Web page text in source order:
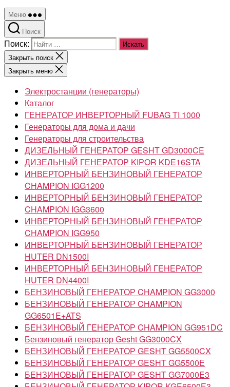
Меню
Поиск
Поиск:
Закрыть поиск
Закрыть меню
Электростанции (генераторы)
Каталог
ГЕНЕРАТОР ИНВЕРТОРНЫЙ FUBAG TI 1000
Генераторы для дома и дачи
Генераторы для строительства
ДИЗЕЛЬНЫЙ ГЕНЕРАТОР GESHT GD3000CE
ДИЗЕЛЬНЫЙ ГЕНЕРАТОР KIPOR KDE16STA
ИНВЕРТОРНЫЙ БЕНЗИНОВЫЙ ГЕНЕРАТОР
CHAMPION IGG1200
ИНВЕРТОРНЫЙ БЕНЗИНОВЫЙ ГЕНЕРАТОР
CHAMPION IGG3600
ИНВЕРТОРНЫЙ БЕНЗИНОВЫЙ ГЕНЕРАТОР
CHAMPION IGG950
ИНВЕРТОРНЫЙ БЕНЗИНОВЫЙ ГЕНЕРАТОР
HUTER DN1500I
ИНВЕРТОРНЫЙ БЕНЗИНОВЫЙ ГЕНЕРАТОР
HUTER DN4400I
БЕНЗИНОВЫЙ ГЕНЕРАТОР CHAMPION GG3000
БЕНЗИНОВЫЙ ГЕНЕРАТОР CHAMPION
GG6501E+ATS
БЕНЗИНОВЫЙ ГЕНЕРАТОР CHAMPION GG951DC
Бензиновый генератор Gesht GG3000CX
БЕНЗИНОВЫЙ ГЕНЕРАТОР GESHT GG5500CX
БЕНЗИНОВЫЙ ГЕНЕРАТОР GESHT GG5500Е
БЕНЗИНОВЫЙ ГЕНЕРАТОР GESHT GG7000E3